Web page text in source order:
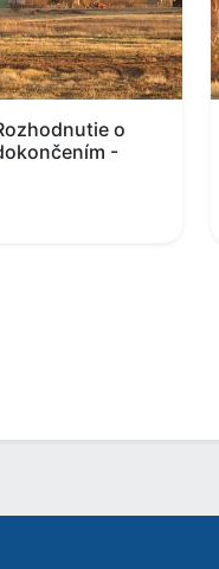
o
-